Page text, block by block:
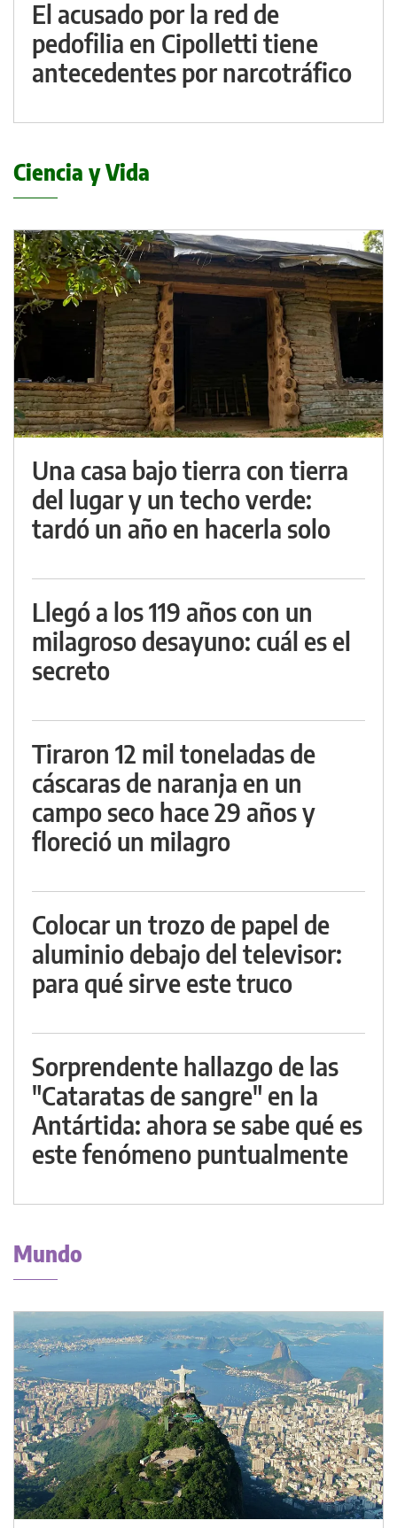
El acusado por la red de
pedofilia en Cipolletti tiene
antecedentes por narcotráfico
Ciencia y Vida
Una casa bajo tierra con tierra
del lugar y un techo verde:
tardó un año en hacerla solo
Llegó a los 119 años con un
milagroso desayuno: cuál es el
secreto
Tiraron 12 mil toneladas de
cáscaras de naranja en un
campo seco hace 29 años y
floreció un milagro
Colocar un trozo de papel de
aluminio debajo del televisor:
para qué sirve este truco
Sorprendente hallazgo de las
"Cataratas de sangre" en la
Antártida: ahora se sabe qué es
este fenómeno puntualmente
Mundo